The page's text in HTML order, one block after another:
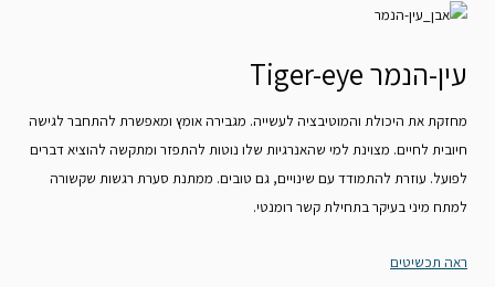
עין-הנמר Tiger-eye
מחזקת את היכולת והמוטיבציה לעשייה. מגבירה אומץ ומאפשרת להתחבר לגישה
חיובית לחיים. מצוינת למי שהאנרגיות שלו נוטות להתפזר ומתקשה להוציא דברים
לפועל. עוזרת להתמודד עם שינויים, גם טובים. ממתנת סערת רגשות שקשורה
למתח מיני בעיקר בתחילת קשר רומנטי.
ראה תכשיטים